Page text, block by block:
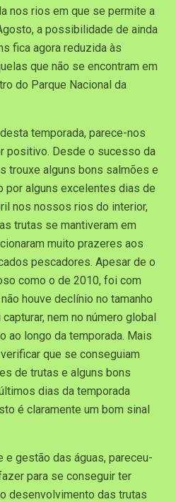
nos rios em que se permite a
a possibilidade de ainda
fica agora reduzida às
que não se encontram em
do Parque Nacional da
temporada, parece-nos
positivo. Desde o sucesso da
trouxe alguns bons salmões e
por alguns excelentes dias de
nos nossos rios do interior,
trutas se mantiveram em
muito prazeres aos
pescadores. Apesar de o
como o de 2010, foi com
houve declínio no tamanho
nem no número global
ao longo da temporada. Mais
que se conseguiam
de trutas e alguns bons
dias da temporada
é claramente um bom sinal
e gestão das águas, pareceu-
para se conseguir ter
desenvolvimento das trutas